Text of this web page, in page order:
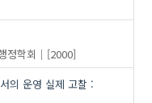
정학회
[2000]
의 운영 실제 고찰 :